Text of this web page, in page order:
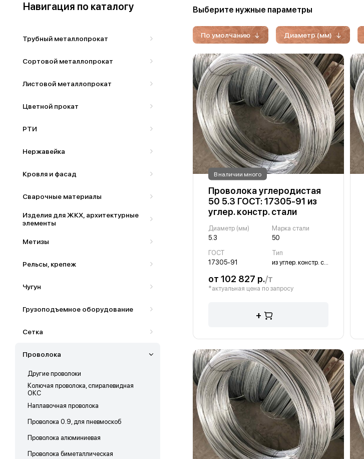
Навигация по каталогу
Трубный металлопрокат
Сортовой металлопрокат
Листовой металлопрокат
Цветной прокат
РТИ
Нержавейка
Кровля и фасад
Сварочные материалы
Изделия для ЖКХ, архитектурные
элементы
Метизы
Рельсы, крепеж
Чугун
Грузоподъемное оборудование
Сетка
Проволока
Другие проволоки
Колючая проволока, спиралевидная
ОКС
Наплавочная проволока
Проволока 0.9, для пневмоскоб
Проволока алюминиевая
Проволока биметаллическая
Выберите нужные параметры
По умолчанию Диаметр (мм)
В наличии много
Проволока углеродистая
50 5.3 ГОСТ: 17305-91 из
углер. констр. стали
Диаметр (мм)
5.3
Марка стали
50
ГОСТ
17305-91
Тип
из углер. констр. стали
от 102 827 р./т
*актуальная цена по запросу
+